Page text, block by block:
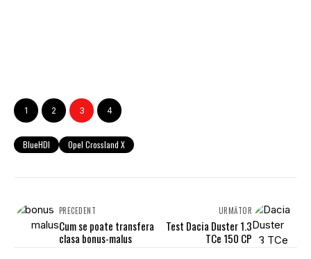
1 2 3 4
BlueHDI Opel Crossland X
PRECEDENT
Cum se poate transfera
clasa bonus-malus
URMĂTOR
Test Dacia Duster 1.3
TCe 150 CP